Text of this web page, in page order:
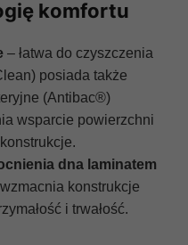
komfortu
– łatwa do czyszczenia
posiada także
(Antibac®)
wsparcie powierzchni
dna laminatem
konstrukcje
i trwałość.